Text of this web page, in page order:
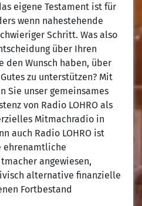
eigene Testament ist für
wenn nahestehende
Schritt. Was also
über Ihren
den Wunsch haben, über
zu unterstützen? Mit
Sie unser gemeinsames
von Radio LOHRO als
Mitmachradio in
auch Radio LOHRO ist
ehrenamtliche
angewiesen,
alternative finanzielle
Fortbestand